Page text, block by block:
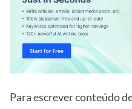
Para escrever conteúdo